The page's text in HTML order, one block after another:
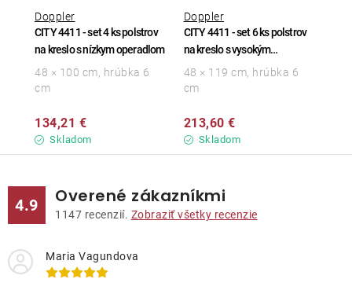
CITY 4411 - set 4 ks polstrov
na kreslo s nízkym operadlom
Doppler
Skladom
134,21 €
48 × 100 cm, hrúbka 6
cm
CITY 4411 - set 6 ks polstrov
na kreslo s vysokým
operadlom
Doppler
Skladom
213,60 €
48 × 119 cm, hrúbka 6
cm
4.9 Overené zákazníkmi
1147 recenzií. Zobraziť všetky recenzie
Maria Vagundova